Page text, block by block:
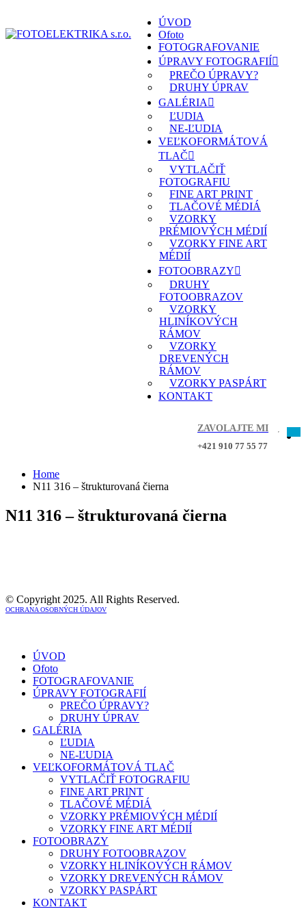
ÚVOD
Ofoto
FOTOGRAFOVANIE
ÚPRAVY FOTOGRAFIÍ
PREČO ÚPRAVY?
DRUHY ÚPRAV
GALÉRIA
ĽUDIA
NE-ĽUDIA
VEĽKOFORMÁTOVÁ
TLAČ
VYTLAČIŤ
FOTOGRAFIU
FINE ART PRINT
TLAČOVÉ MÉDIÁ
VZORKY
PRÉMIOVÝCH MÉDIÍ
VZORKY FINE ART
MÉDIÍ
FOTOOBRAZY
DRUHY
FOTOOBRAZOV
VZORKY
HLINÍKOVÝCH
RÁMOV
VZORKY
DREVENÝCH
RÁMOV
VZORKY PASPÁRT
KONTAKT
ZAVOLAJTE MI
+421 910 77 55 77
Home
N11 316 – štrukturovaná čierna
N11 316 – štrukturovaná čierna
© Copyright 2025. All Rights Reserved.
OCHRANA OSOBNÝCH ÚDAJOV
ÚVOD
Ofoto
FOTOGRAFOVANIE
ÚPRAVY FOTOGRAFIÍ
PREČO ÚPRAVY?
DRUHY ÚPRAV
GALÉRIA
ĽUDIA
NE-ĽUDIA
VEĽKOFORMÁTOVÁ TLAČ
VYTLAČIŤ FOTOGRAFIU
FINE ART PRINT
TLAČOVÉ MÉDIÁ
VZORKY PRÉMIOVÝCH MÉDIÍ
VZORKY FINE ART MÉDIÍ
FOTOOBRAZY
DRUHY FOTOOBRAZOV
VZORKY HLINÍKOVÝCH RÁMOV
VZORKY DREVENÝCH RÁMOV
VZORKY PASPÁRT
KONTAKT